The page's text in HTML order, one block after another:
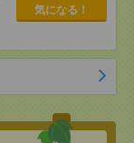
気になる！